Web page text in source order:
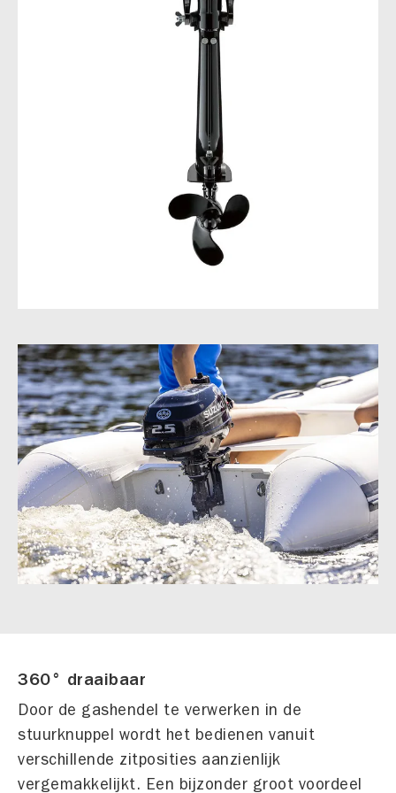
360° draaibaar
Door de gashendel te verwerken in de
stuurknuppel wordt het bedienen vanuit
verschillende zitposities aanzienlijk
vergemakkelijkt. Een bijzonder groot voordeel